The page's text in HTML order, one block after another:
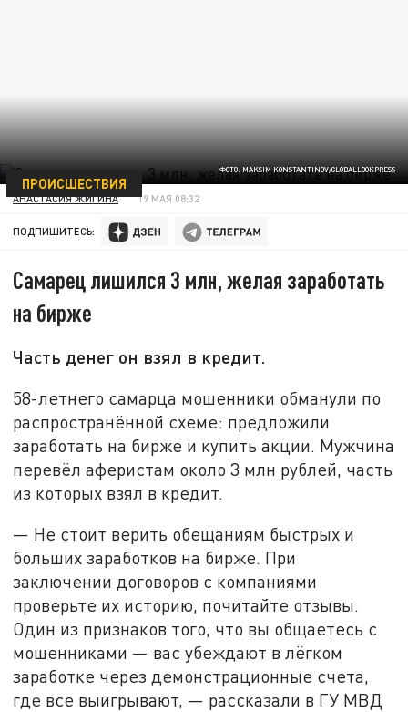
ФОТО: MAKSIM KONSTANTINOV/GLOBALLOOKPRESS
ПРОИСШЕСТВИЯ
АНАСТАСИЯ ЖИГИНА 19 МАЯ 08:32
ПОДПИШИТЕСЬ:
Самарец лишился 3 млн, желая заработать
на бирже
Часть денег он взял в кредит.
58-летнего самарца мошенники обманули по
распространённой схеме: предложили
заработать на бирже и купить акции. Мужчина
перевёл аферистам около 3 млн рублей, часть
из которых взял в кредит.
— Не стоит верить обещаниям быстрых и
больших заработков на бирже. При
заключении договоров с компаниями
проверьте их историю, почитайте отзывы.
Один из признаков того, что вы общаетесь с
мошенниками — вас убеждают в лёгком
заработке через демонстрационные счета,
где все выигрывают, — рассказали в ГУ МВД